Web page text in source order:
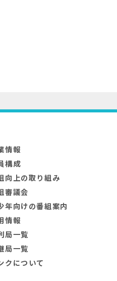
情報
構成
向上の取り組み
審議会
年向けの番組案内
情報
局一覧
局一覧
クについて